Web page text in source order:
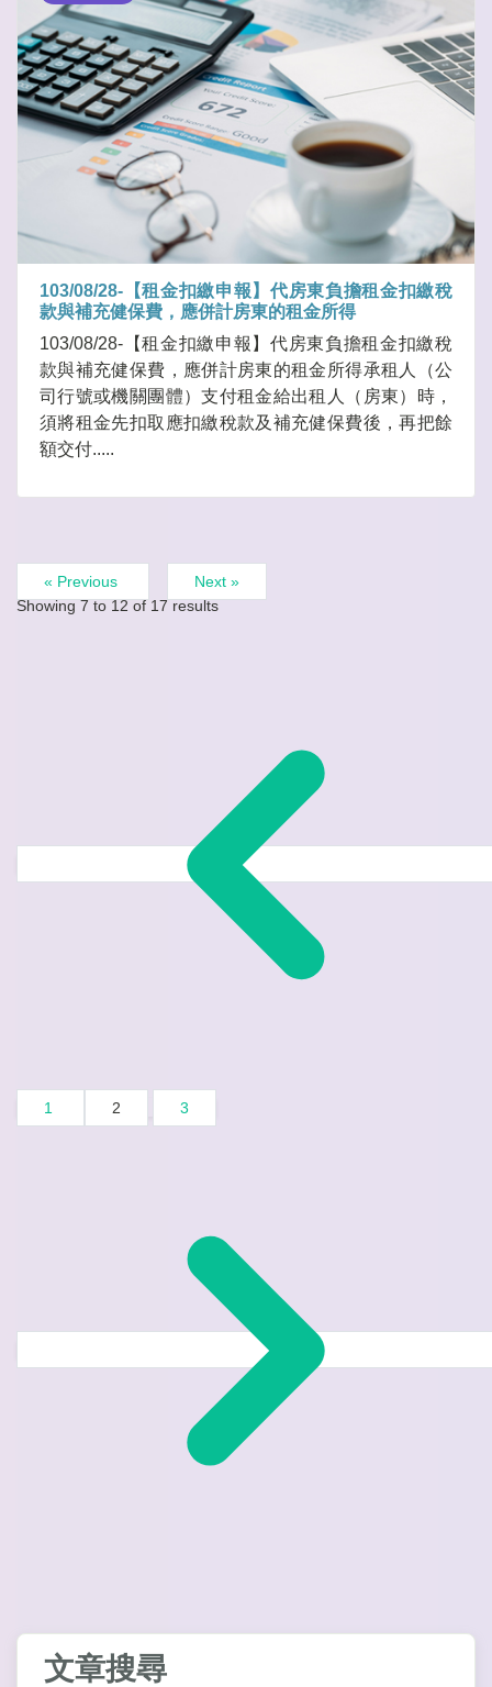
103/08/28-【租金扣繳申報】代房東負擔租金扣繳稅
款與補充健保費，應併計房東的租金所得
103/08/28-【租金扣繳申報】代房東負擔租金扣繳稅
款與補充健保費，應併計房東的租金所得承租人（公
司行號或機關團體）支付租金給出租人（房東）時，
須將租金先扣取應扣繳稅款及補充健保費後，再把餘
額交付.....
« Previous
Next »
Showing 7 to 12 of 17 results
1 2 3
文章搜尋